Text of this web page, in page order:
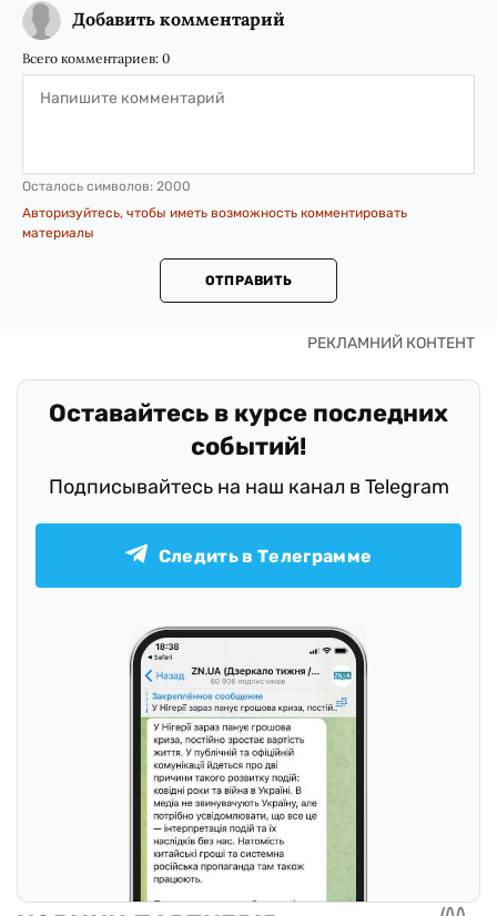
Добавить комментарий
Всего комментариев: 0
Осталось символов: 2000
Авторизуйтесь, чтобы иметь возможность комментировать
материалы
ОТПРАВИТЬ
Оставайтесь в курсе последних
событий!
Подписывайтесь на наш канал в Telegram
Следить в Телеграмме